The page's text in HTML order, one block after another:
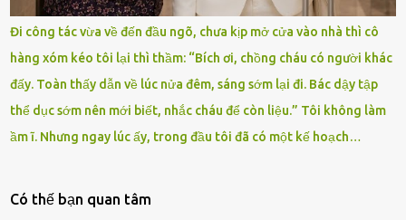
Đi công tác vừa về đến đầu ngõ, chưa kịp mở cửa vào nhà thì cô
hàng xóm kéo tôi lại thì thầm: “Bích ơi, chồng cháu có người khác
đấy. Toàn thấy dẫn về lúc nửa đêm, sáng sớm lại đi. Bác dậy tập
thể dục sớm nên mới biết, nhắc cháu để còn liệu.” Tôi không làm
ầm ĩ. Nhưng ngay lúc ấy, trong đầu tôi đã có một kế hoạch…
Có thế bạn quan tâm